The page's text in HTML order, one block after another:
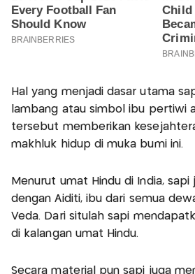
Hal yang menjadi dasar utama
lambang atau simbol ibu pertiwi
tersebut memberikan
makhluk hidup di muka bumi ini.
Menurut umat Hindu di India,
dengan Aiditi, ibu dari semua
Veda. Dari situlah sapi
di kalangan umat Hindu.
Secara material pun sapi juga